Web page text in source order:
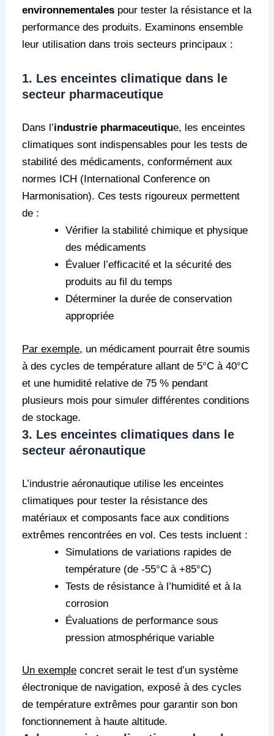
environnementales pour tester la résistance et la
performance des produits. Examinons ensemble
leur utilisation dans trois secteurs principaux :
1. Les enceintes climatique dans le
secteur pharmaceutique
Dans l’industrie pharmaceutique, les enceintes
climatiques sont indispensables pour les tests de
stabilité des médicaments, conformément aux
normes ICH (International Conference on
Harmonisation). Ces tests rigoureux permettent
de :
Vérifier la stabilité chimique et physique
des médicaments
Évaluer l’efficacité et la sécurité des
produits au fil du temps
Déterminer la durée de conservation
appropriée
Par exemple, un médicament pourrait être soumis
à des cycles de température allant de 5°C à 40°C
et une humidité relative de 75 % pendant
plusieurs mois pour simuler différentes conditions
de stockage.
3. Les enceintes climatiques dans le
secteur aéronautique
L’industrie aéronautique utilise les enceintes
climatiques pour tester la résistance des
matériaux et composants face aux conditions
extrêmes rencontrées en vol. Ces tests incluent :
Simulations de variations rapides de
température (de -55°C à +85°C)
Tests de résistance à l’humidité et à la
corrosion
Évaluations de performance sous
pression atmosphérique variable
Un exemple concret serait le test d’un système
électronique de navigation, exposé à des cycles
de température extrêmes pour garantir son bon
fonctionnement à haute altitude.